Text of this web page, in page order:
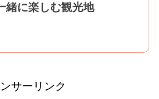
緒に楽しむ観光地
サーリンク